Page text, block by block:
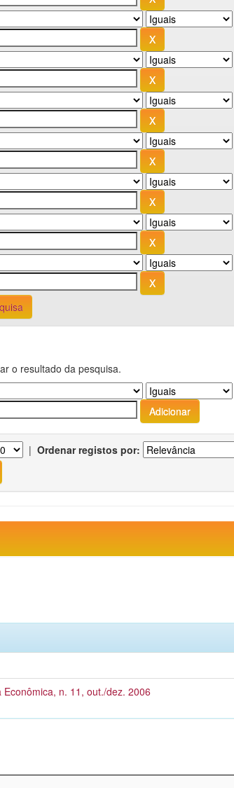
o resultado da pesquisa.
| Ordenar registos por:
Econômica, n. 11, out./dez. 2006